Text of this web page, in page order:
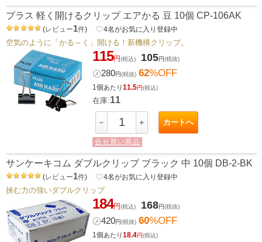
プラス 軽く開けるクリップ エアかる 豆 10個 CP-106AK
(レビュー1件) favorite_border4名がお気に入り登録中
空気のように「かる～く」開ける！新機構クリップ。
115円(税込) 105円(税抜)
㋱280円(税抜) 62%OFF
1個あたり11.5円(税込)
在庫:11
－ ＋ カートへ
合せ買い商品
サンケーキコム ダブルクリップ ブラック 中 10個 DB-2-BK
(レビュー1件) favorite_border4名がお気に入り登録中
挟む力の強いダブルクリップ
184円(税込) 168円(税抜)
㋱420円(税抜) 60%OFF
1個あたり18.4円(税込)